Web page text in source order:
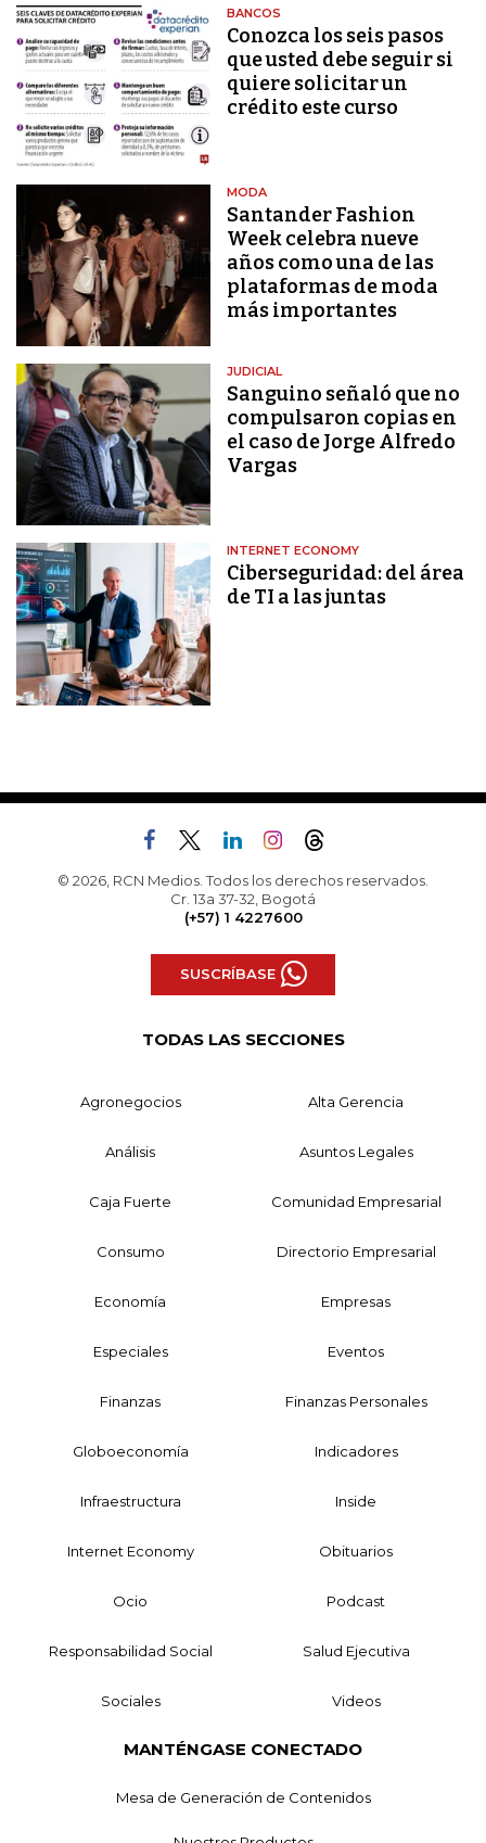
BANCOS
Conozca los seis pasos
que usted debe seguir si
quiere solicitar un
crédito este curso
MODA
Santander Fashion
Week celebra nueve
años como una de las
plataformas de moda
más importantes
JUDICIAL
Sanguino señaló que no
compulsaron copias en
el caso de Jorge Alfredo
Vargas
INTERNET ECONOMY
Ciberseguridad: del área
de TI a las juntas
© 2026, RCN Medios. Todos los derechos reservados.
Cr. 13a 37-32, Bogotá
(+57) 1 4227600
SUSCRÍBASE
TODAS LAS SECCIONES
Agronegocios Alta Gerencia
Análisis Asuntos Legales
Caja Fuerte Comunidad Empresarial
Consumo Directorio Empresarial
Economía Empresas
Especiales Eventos
Finanzas Finanzas Personales
Globoeconomía Indicadores
Infraestructura Inside
Internet Economy Obituarios
Ocio Podcast
Responsabilidad Social Salud Ejecutiva
Sociales Videos
MANTÉNGASE CONECTADO
Mesa de Generación de Contenidos